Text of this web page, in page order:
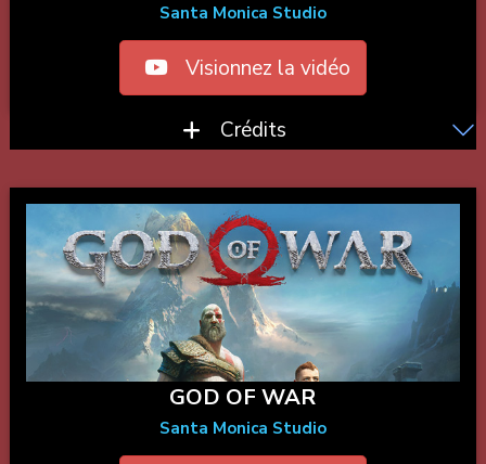
Santa Monica Studio
Visionnez la vidéo
Crédits
GOD OF WAR
Santa Monica Studio